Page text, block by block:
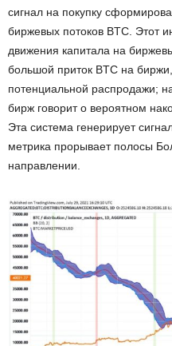
сигнал на покупку
биржевых потоков BTC. Этот
движения капитала на
большой приток BTC на биржи,
потенциальной распродажи;
бирж говорит о вероятном
Эта система генерирует
метрика прорывает полосы
направлении.